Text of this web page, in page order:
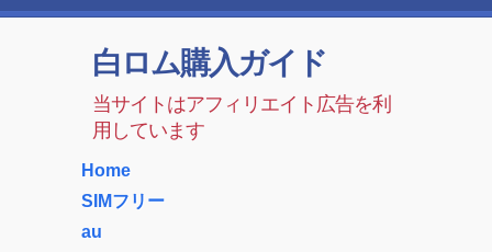
白ロム購入ガイド
当サイトはアフィリエイト広告を利
用しています
Home
SIMフリー
au